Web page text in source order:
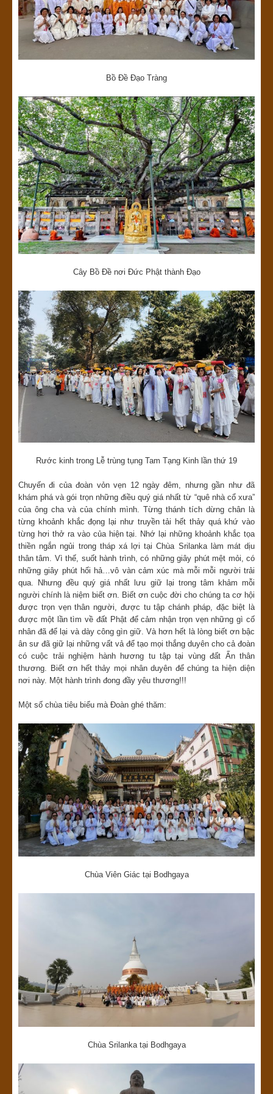
Bồ Đề Đạo Tràng
Cây Bồ Đề nơi Đức Phật thành Đạo
Rước kinh trong Lễ trùng tụng Tam Tạng Kinh lần thứ 19
Chuyến đi của đoàn vỏn vẹn 12 ngày đêm, nhưng gần như đã
khám phá và gói trọn những điều quý giá nhất từ “quê nhà cổ xưa”
của ông cha và của chính mình. Từng thánh tích dừng chân là
từng khoảnh khắc đọng lại như truyền tải hết thảy quá khứ vào
từng hơi thở ra vào của hiện tại. Nhớ lại những khoảnh khắc tọa
thiền ngắn ngủi trong tháp xá lợi tại Chùa Srilanka làm mát dịu
thân tâm. Vì thế, suốt hành trình, có những giây phút mệt mỏi, có
những giây phút hối hả…vô vàn cảm xúc mà mỗi mỗi người trải
qua. Nhưng đều quý giá nhất lưu giữ lại trong tâm khảm mỗi
người chính là niệm biết ơn. Biết ơn cuộc đời cho chúng ta cơ hội
được trọn vẹn thân người, được tu tập chánh pháp, đặc biệt là
được một lần tìm về đất Phật để cảm nhận trọn vẹn những gì cố
nhân đã để lại và dày công gìn giữ. Và hơn hết là lòng biết ơn bậc
ân sư đã giữ lại những vất vả để tạo mọi thắng duyên cho cả đoàn
có cuộc trải nghiệm hành hương tu tập tại vùng đất Ấn thân
thương. Biết ơn hết thảy mọi nhân duyên để chúng ta hiện diện
nơi này. Một hành trình đong đầy yêu thương!!!
Một số chùa tiêu biểu mà Đoàn ghé thăm:
Chùa Viên Giác tại Bodhgaya
Chùa Srilanka tại Bodhgaya